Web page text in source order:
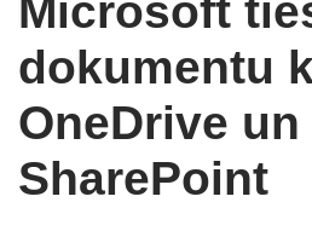
Microsoft
dokumentu
OneDrive un
SharePoint